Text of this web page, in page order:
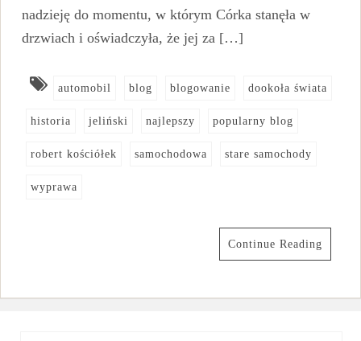
nadzieję do momentu, w którym Córka stanęła w
drzwiach i oświadczyła, że jej za […]
automobil blog blogowanie dookoła świata
historia jeliński najlepszy popularny blog
robert kościółek samochodowa stare samochody
wyprawa
Continue Reading